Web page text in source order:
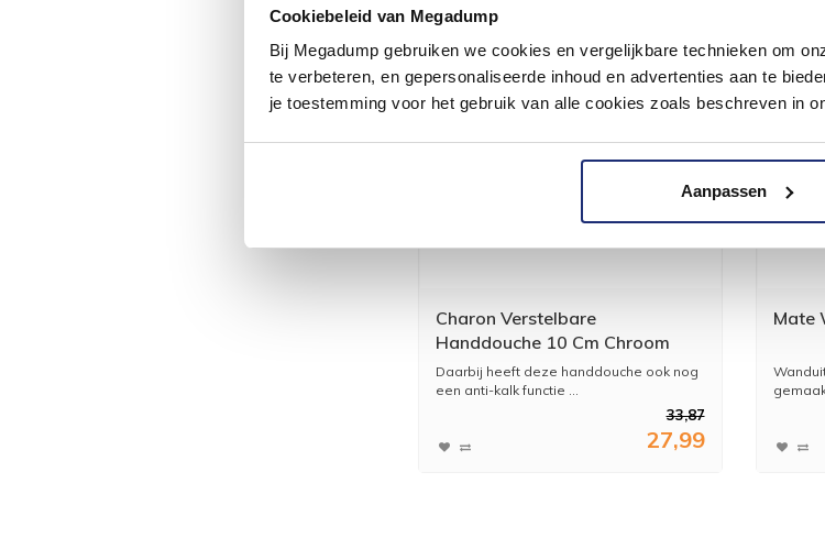
Cookiebeleid van Megadump
Bij Megadump gebruiken we cookies en vergelijkbare technieken om
te verbeteren, en gepersonaliseerde inhoud en advertenties aan te
je toestemming voor het gebruik van alle cookies zoals beschreven in
Aanpassen
Charon Verstelbare
Handdouche 10 Cm Chroom
Daarbij heeft deze handdouche ook nog
een anti-kalk functie ...
33,87
27,99
Mate